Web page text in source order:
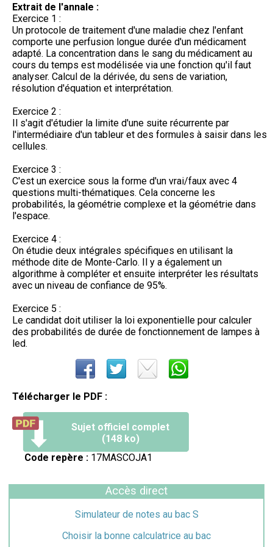
Extrait de l'annale :
Exercice 1 :
Un protocole de traitement d'une maladie chez l'enfant
comporte une perfusion longue durée d'un médicament
adapté. La concentration dans le sang du médicament au
cours du temps est modélisée via une fonction qu'il faut
analyser. Calcul de la dérivée, du sens de variation,
résolution d'équation et interprétation.
Exercice 2 :
Il s'agit d'étudier la limite d'une suite récurrente par
l'intermédiaire d'un tableur et des formules à saisir dans les
cellules.
Exercice 3 :
C'est un exercice sous la forme d'un vrai/faux avec 4
questions multi-thématiques. Cela concerne les
probabilités, la géométrie complexe et la géométrie dans
l'espace.
Exercice 4 :
On étudie deux intégrales spécifiques en utilisant la
méthode dite de Monte-Carlo. Il y a également un
algorithme à compléter et ensuite interpréter les résultats
avec un niveau de confiance de 95%.
Exercice 5 :
Le candidat doit utiliser la loi exponentielle pour calculer
des probabilités de durée de fonctionnement de lampes à
led.
Télécharger le PDF :
Sujet officiel complet
(148 ko)
Code repère : 17MASCOJA1
Accès direct
Simulateur de notes au bac S
Choisir la bonne calculatrice au bac